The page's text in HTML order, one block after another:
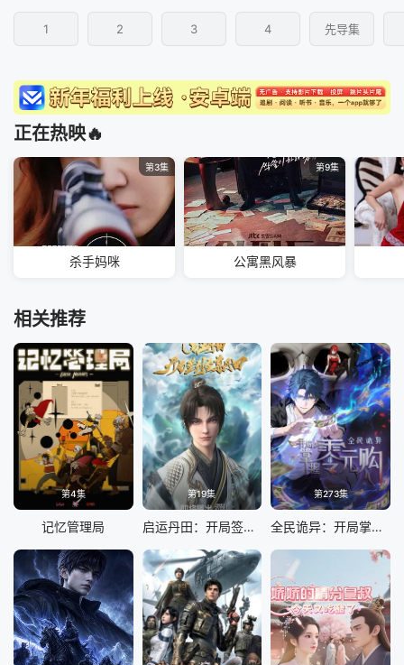
1 2 3 4 先导集
正在热映🔥
第3集
杀手妈咪
第9集
公寓黑风暴
相关推荐
第4集
记忆管理局
第19集
启运丹田：开局签到至尊丹田
第273集
全民诡异：开局掌握零元购